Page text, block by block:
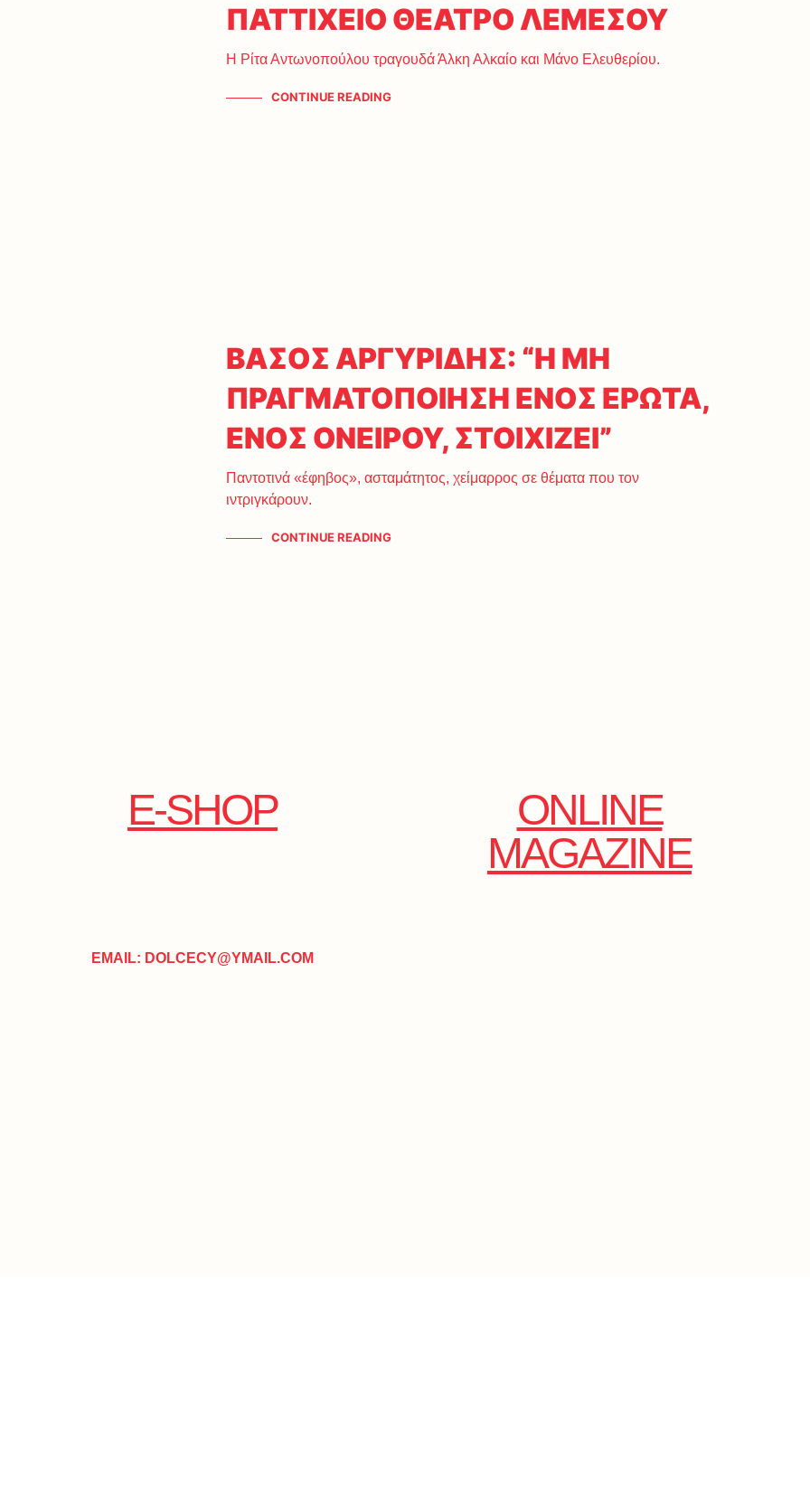
ΠΑΤΤΙΧΕΙΟ ΘΕΑΤΡΟ ΛΕΜΕΣΟΥ
Η Ρίτα Αντωνοπούλου τραγουδά Άλκη Αλκαίο και Μάνο Ελευθερίου.
CONTINUE READING
ΒΑΣΟΣ ΑΡΓΥΡΙΔΗΣ: “Η ΜΗ
ΠΡΑΓΜΑΤΟΠΟΙΗΣΗ ΕΝΟΣ ΕΡΩΤΑ,
ΕΝΟΣ ΟΝΕΙΡΟΥ, ΣΤΟΙΧΙΖΕΙ”
Παντοτινά «έφηβος», ασταμάτητος, χείμαρρος σε θέματα που τον
ιντριγκάρουν.
CONTINUE READING
E-SHOP
ONLINE
MAGAZINE
EMAIL: DOLCECY@YMAIL.COM